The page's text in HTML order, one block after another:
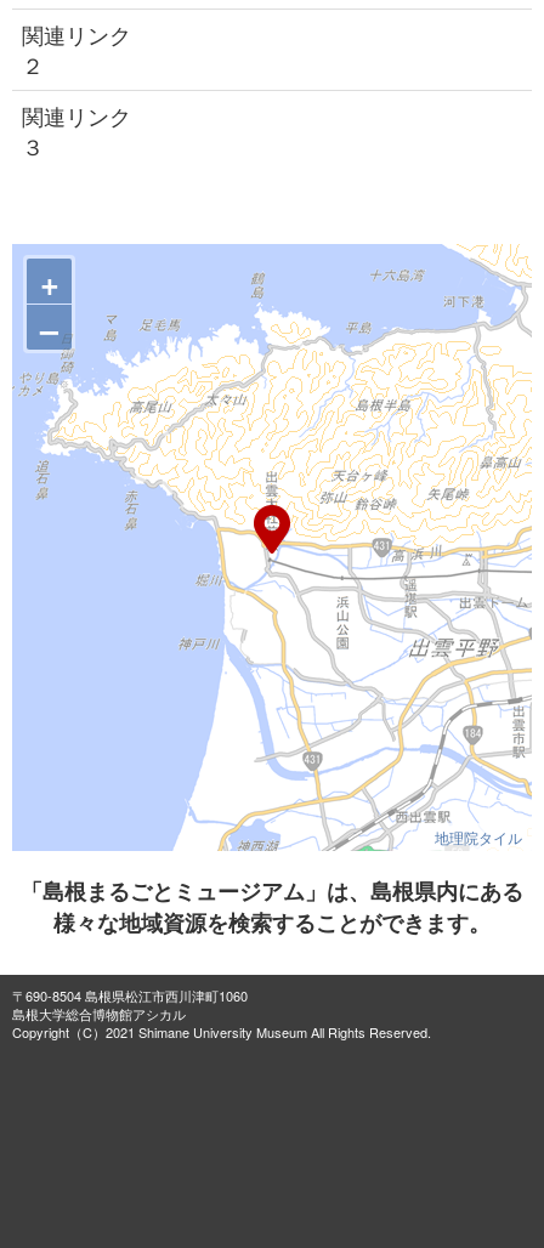
関連リンク
２
関連リンク
３
+
–
地理院タイル
「島根まるごとミュージアム」は、島根県内にある
様々な地域資源を検索することができます。
〒690-8504 島根県松江市西川津町1060
島根大学総合博物館アシカル
Copyright（C）2021 Shimane University Museum All Rights Reserved.